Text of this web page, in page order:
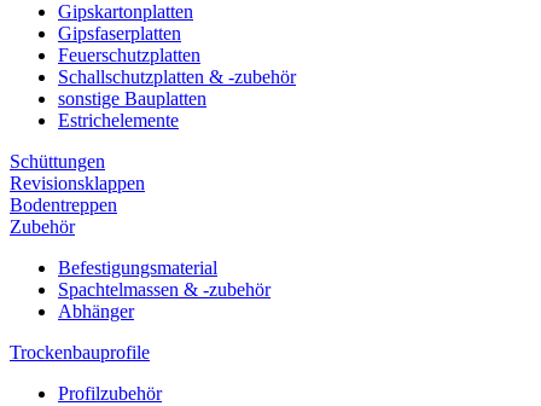
Gipskartonplatten
Gipsfaserplatten
Feuerschutzplatten
Schallschutzplatten & -zubehör
sonstige Bauplatten
Estrichelemente
Schüttungen
Revisionsklappen
Bodentreppen
Zubehör
Befestigungsmaterial
Spachtelmassen & -zubehör
Abhänger
Trockenbauprofile
Profilzubehör